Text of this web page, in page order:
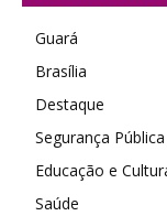
Guará
Brasília
Destaque
Segurança Pública
Educação e
Saúde